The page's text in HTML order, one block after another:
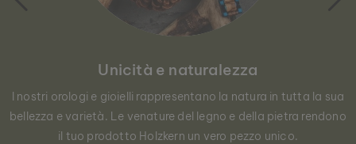
Unicità e naturalezza
I nostri orologi e gioielli rappresentano la natura in tutta la sua
bellezza e varietà. Le venature del legno e della pietra rendono
il tuo prodotto Holzkern un vero pezzo unico.